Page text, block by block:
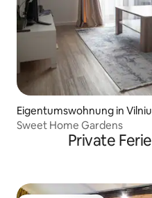
Eigentumswohnung in
Sweet Home Gardens
Private